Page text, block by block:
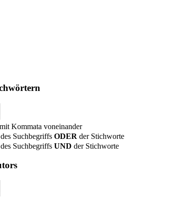
Kommata voneinander
Suchbegriffs ODER der Stichworte
Suchbegriffs UND der Stichworte